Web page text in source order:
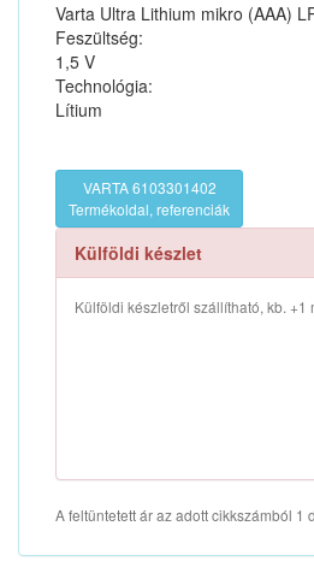
Varta Ultra Lithium mikro (AAA)
Feszültség:
1,5 V
Technológia:
Lítium
VARTA 6103301402
Termékoldal, referenciák
Külföldi készlet
Külföldi készletről szállítható, kb. +1
A feltüntetett ár az adott cikkszámból 1